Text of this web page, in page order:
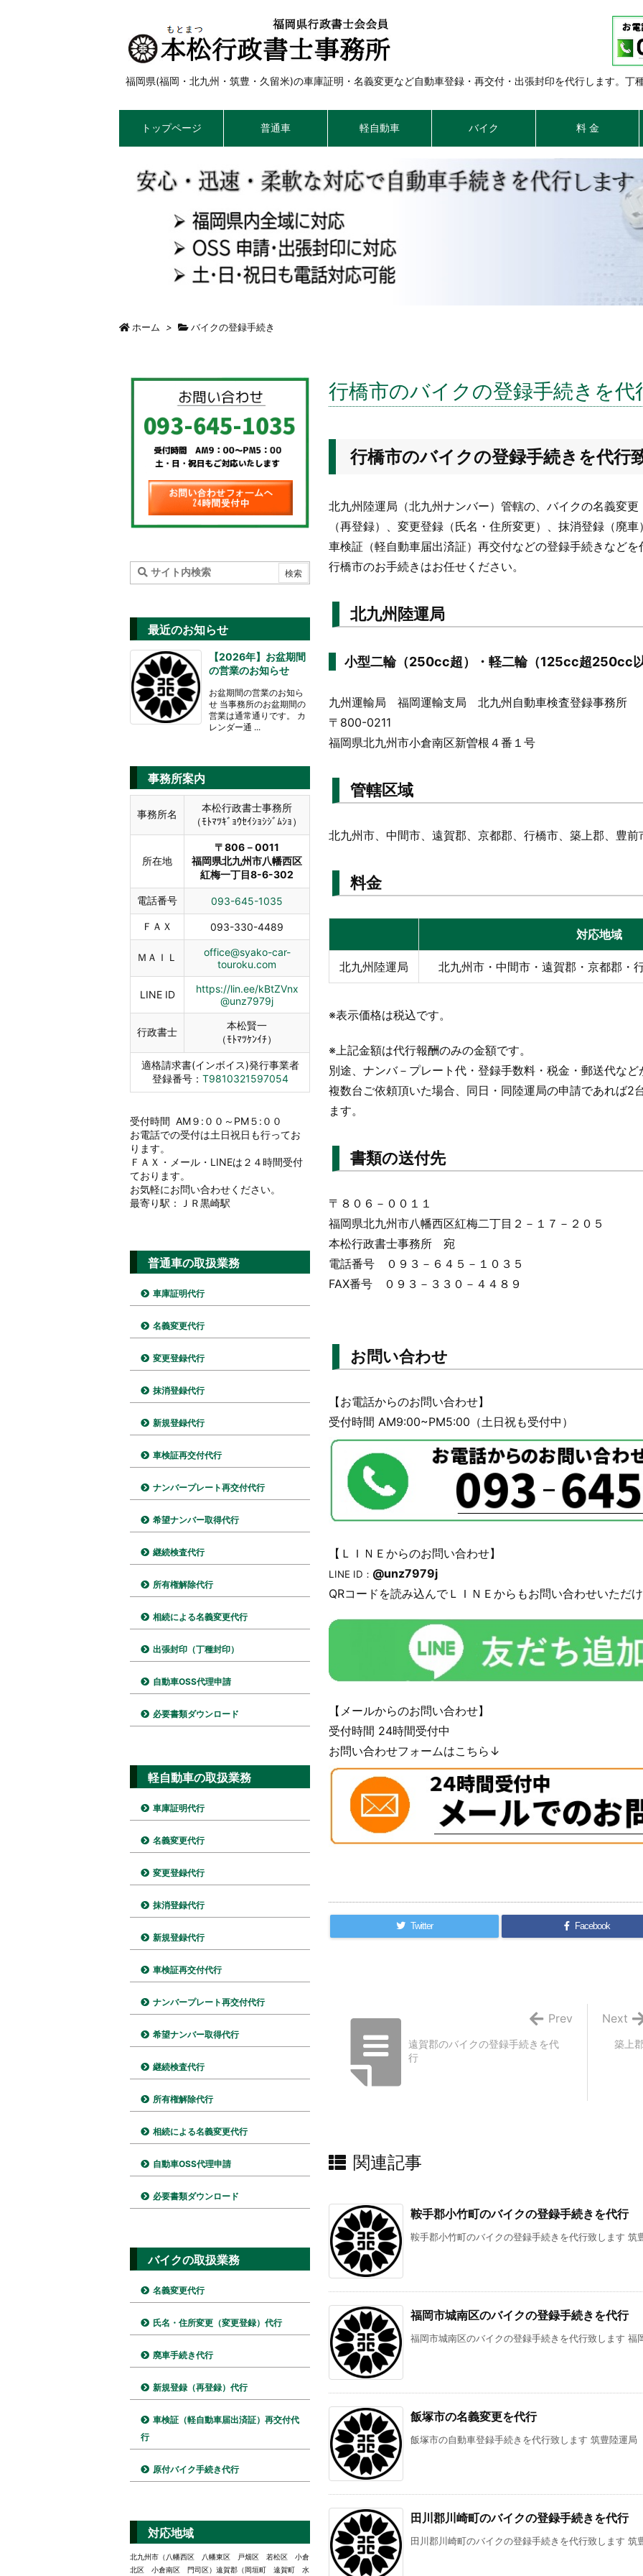
福岡県(福岡・北九州・筑豊・久留米)の車庫証明・名義変更など自動車登録・再交付・出張封印を代行します。丁
トップページ 普通車 軽自動車 バイク 料 金
ホーム > バイクの登録手続き
行橋市のバイクの登録手続きを代
行橋市のバイクの登録手続きを代行
北九州陸運局（北九州ナンバー）管轄の、バイクの名義変
（再登録）、変更登録（氏名・住所変更）、抹消登録（廃
車検証（軽自動車届出済証）再交付などの登録手続きなど
行橋市のお手続きはお任せください。
北九州陸運局
小型二輪（250cc超）・軽二輪（125cc超250cc
九州運輸局 福岡運輸支局 北九州自動車検査登録事務所
〒800-0211
福岡県北九州市小倉南区新曽根４番１号
管轄区域
北九州市、中間市、遠賀郡、京都郡、行橋市、築上郡、豊前
料金
対応地域
北九州陸運局 北九州市・中間市・遠賀郡・京都郡・
※表示価格は税込です。
※上記金額は代行報酬のみの金額です。
別途、ナンバ－プレート代・登録手数料・税金・郵送代な
複数台ご依頼頂いた場合、同日・同陸運局の申請であれば2
ます。
書類の送付先
〒８０６－００１１
福岡県北九州市八幡西区紅梅二丁目２－１７－２０５
本松行政書士事務所 宛
電話番号 ０９３－６４５－１０３５
FAX番号 ０９３－３３０－４４８９
お問い合わせ
【お電話からのお問い合わせ】
受付時間 AM9:00~PM5:00（土日祝も受付中）
【ＬＩＮＥからのお問い合わせ】
LINE ID： @unz7979j
QRコードを読み込んでＬＩＮＥからもお問い合わせいただ
【メールからのお問い合わせ】
受付時間 24時間受付中
お問い合わせフォームはこちら↓
Twitter Facebook
築上
Next
遠賀郡のバイクの登録手続きを代
行
Prev
関連記事
鞍手郡小竹町のバイクの登録手続きを代行
鞍手郡小竹町のバイクの登録手続きを代行致します
福岡市城南区のバイクの登録手続きを代行
福岡市城南区のバイクの登録手続きを代行致します
飯塚市の名義変更を代行
飯塚市の自動車登録手続きを代行致します 筑豊陸運
田川郡川崎町のバイクの登録手続きを代行
田川郡川崎町のバイクの登録手続きを代行致します
最近のお知らせ
【2026年】お盆期間
の営業のお知らせ
お盆期間の営業のお知ら
せ 当事務所のお盆期間の
営業は通常通りです。 カ
レンダー通 ...
事務所案内
事務所名
本松行政書士事務所
（ﾓﾄﾏﾂｷﾞｮｳｾｲｼｮｼｼﾞﾑｼｮ）
所在地
〒806－0011
福岡県北九州市八幡西区
紅梅一丁目8-6-302
電話番号 093-645-1035
ＦＡＸ 093-330-4489
ＭＡＩＬ
office@syako-car-
touroku.com
LINE ID
https://lin.ee/kBtZVnx
@unz7979j
行政書士
本松賢一
（ﾓﾄﾏﾂｹﾝｲﾁ）
適格請求書(インボイス)発行事業者
登録番号： T9810321597054
受付時間 AM９:００～PM５:００
お電話での受付は土日祝日も行ってお
ります。
ＦＡＸ・メール・LINEは２４時間受付
ております。
お気軽にお問い合わせください。
最寄り駅：ＪＲ黒崎駅
普通車の取扱業務
車庫証明代行
名義変更代行
変更登録代行
抹消登録代行
新規登録代行
車検証再交付代行
ナンバープレート再交付代行
希望ナンバー取得代行
継続検査代行
所有権解除代行
相続による名義変更代行
出張封印（丁種封印）
自動車OSS代理申請
必要書類ダウンロード
軽自動車の取扱業務
車庫証明代行
名義変更代行
変更登録代行
抹消登録代行
新規登録代行
車検証再交付代行
ナンバープレート再交付代行
希望ナンバー取得代行
継続検査代行
所有権解除代行
相続による名義変更代行
自動車OSS代理申請
必要書類ダウンロード
バイクの取扱業務
名義変更代行
氏名・住所変更（変更登録）代行
廃車手続き代行
新規登録（再登録）代行
車検証（軽自動車届出済証）再交付代
行
原付バイク手続き代行
対応地域
北九州市（八幡西区 八幡東区 戸畑区 若松区 小倉
北区 小倉南区 門司区）遠賀郡（岡垣町 遠賀町 水